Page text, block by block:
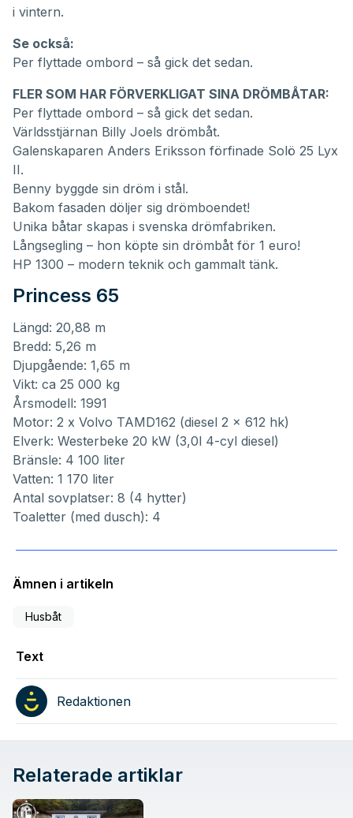
i vintern.
Se också:
Per flyttade ombord – så gick det sedan.
FLER SOM HAR FÖRVERKLIGAT SINA DRÖMBÅTAR:
Per flyttade ombord – så gick det sedan.
Världsstjärnan Billy Joels drömbåt.
Galenskaparen Anders Eriksson förfinade Solö 25 Lyx
II.
Benny byggde sin dröm i stål.
Bakom fasaden döljer sig drömboendet!
Unika båtar skapas i svenska drömfabriken.
Långsegling – hon köpte sin drömbåt för 1 euro!
HP 1300 – modern teknik och gammalt tänk.
Princess 65
Längd: 20,88 m
Bredd: 5,26 m
Djupgående: 1,65 m
Vikt: ca 25 000 kg
Årsmodell: 1991
Motor: 2 x Volvo TAMD162 (diesel 2 x 612 hk)
Elverk: Westerbeke 20 kW (3,0l 4-cyl diesel)
Bränsle: 4 100 liter
Vatten: 1 170 liter
Antal sovplatser: 8 (4 hytter)
Toaletter (med dusch): 4
Ämnen i artikeln
Husbåt
Text
Redaktionen
Relaterade artiklar